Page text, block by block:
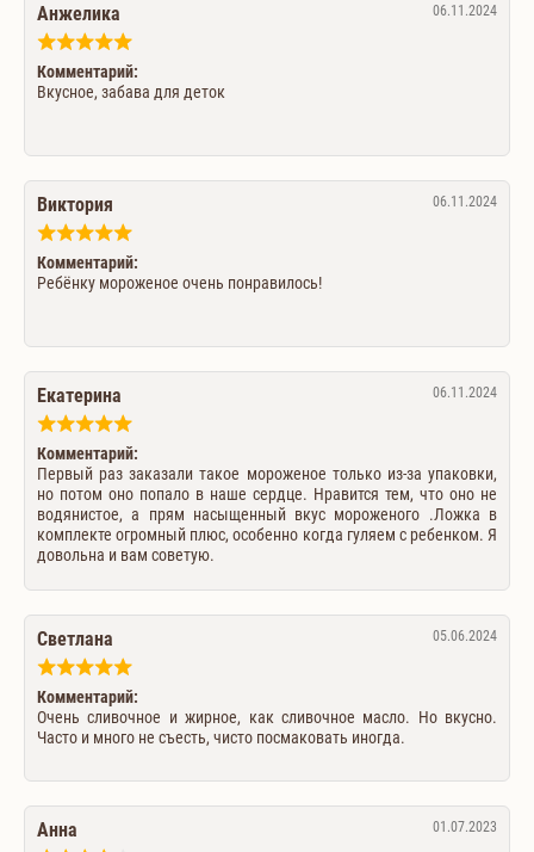
06.11.2024
Анжелика
Комментарий:
Вкусное, забава для деток
06.11.2024
Виктория
Комментарий:
Ребёнку мороженое очень понравилось!
06.11.2024
Екатерина
Комментарий:
Первый раз заказали такое мороженое только из-за упаковки,
но потом оно попало в наше сердце. Нравится тем, что оно не
водянистое, а прям насыщенный вкус мороженого .Ложка в
комплекте огромный плюс, особенно когда гуляем с ребенком. Я
довольна и вам советую.
05.06.2024
Светлана
Комментарий:
Очень сливочное и жирное, как сливочное масло. Но вкусно.
Часто и много не съесть, чисто посмаковать иногда.
01.07.2023
Анна